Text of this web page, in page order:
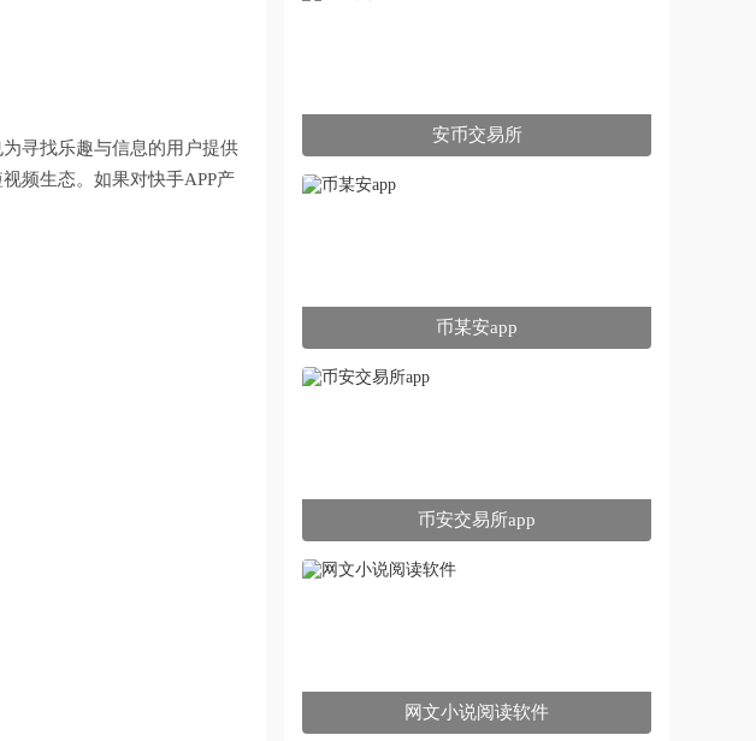
寻找乐趣与信息的用户提供
频生态。如果对快手APP产
安币交易所
币某安app
币安交易所app
网文小说阅读软件